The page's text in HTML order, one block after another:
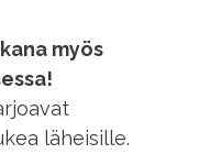
myös
läheisille.